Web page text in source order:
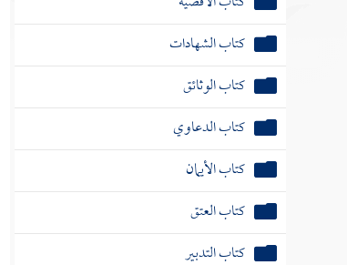
كتاب الشهادات
كتاب الوثائق
كتاب الدعاوي
كتاب الأيمان
كتاب العتق
كتاب التدبير